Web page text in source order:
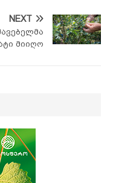
NEXT
მიიღო